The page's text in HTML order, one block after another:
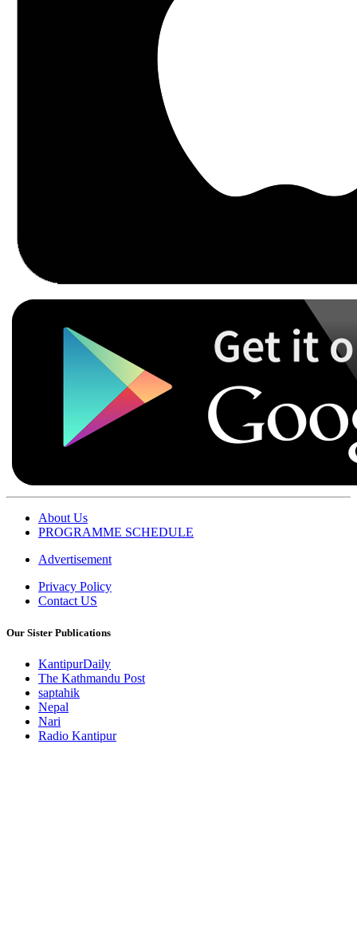
About Us
PROGRAMME SCHEDULE
Advertisement
Privacy Policy
Contact US
Our Sister Publications
KantipurDaily
The Kathmandu Post
saptahik
Nepal
Nari
Radio Kantipur